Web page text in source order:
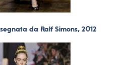
da Ralf Simons, 2012